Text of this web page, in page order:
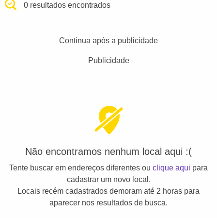
0 resultados encontrados
Continua após a publicidade
Publicidade
Não encontramos nenhum local aqui :(
Tente buscar em endereços diferentes ou clique aqui para
cadastrar um novo local.
Locais recém cadastrados demoram até 2 horas para
aparecer nos resultados de busca.